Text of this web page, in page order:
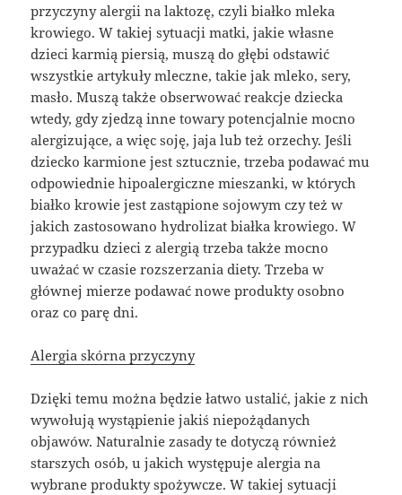
przyczyny alergii na laktozę, czyli białko mleka
krowiego. W takiej sytuacji matki, jakie własne
dzieci karmią piersią, muszą do głębi odstawić
wszystkie artykuły mleczne, takie jak mleko, sery,
masło. Muszą także obserwować reakcje dziecka
wtedy, gdy zjedzą inne towary potencjalnie mocno
alergizujące, a więc soję, jaja lub też orzechy. Jeśli
dziecko karmione jest sztucznie, trzeba podawać mu
odpowiednie hipoalergiczne mieszanki, w których
białko krowie jest zastąpione sojowym czy też w
jakich zastosowano hydrolizat białka krowiego. W
przypadku dzieci z alergią trzeba także mocno
uważać w czasie rozszerzania diety. Trzeba w
głównej mierze podawać nowe produkty osobno
oraz co parę dni.
Alergia skórna przyczyny
Dzięki temu można będzie łatwo ustalić, jakie z nich
wywołują wystąpienie jakiś niepożądanych
objawów. Naturalnie zasady te dotyczą również
starszych osób, u jakich występuje alergia na
wybrane produkty spożywcze. W takiej sytuacji